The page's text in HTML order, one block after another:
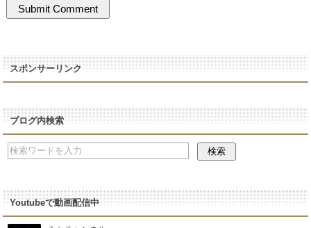
スポンサーリンク
ブログ内検索
Youtubeで動画配信中